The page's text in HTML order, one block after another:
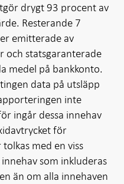
drygt 93 procent av
Resterande 7
emitterade av
och statsgaranterade
medel på bankkonto.
data på utsläpp
inte
ingår dessa innehav
för
med en viss
som inkluderas
än om alla innehaven